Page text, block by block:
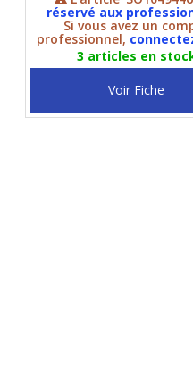
réservé aux
Si vous avez un
professionnel,
3 articles en
Voir Fiche